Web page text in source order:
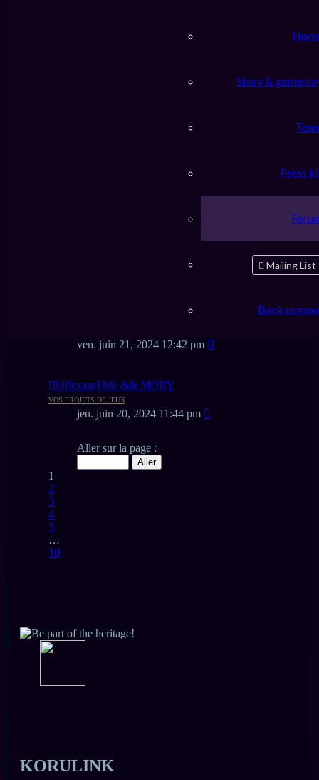
Story &
Press
Mailing List
Back us
ven. juin 21, 2024 12:42 pm
[Réflexion] Me && MORY
VOS PROJETS DE JEUX
jeu. juin 20, 2024 11:44 pm
sur
10
Aller sur la page :
1
2
3
4
5
…
10
KORULINK